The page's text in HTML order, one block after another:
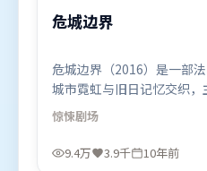
危城边界
危城边界（2016）是一部
城市霓虹与旧日记忆交织
断付出代价。视听风格统一
面情绪贴合。由吕克·贝松
紫，朱一龙、段奕宏、廖凡
惊悚剧场
9.4万 3.9千 10年前